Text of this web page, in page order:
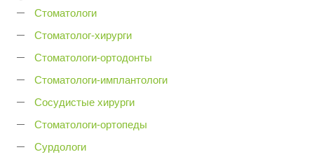
Стоматологи
Стоматолог-хирурги
Стоматологи-ортодонты
Стоматологи-имплантологи
Сосудистые хирурги
Стоматологи-ортопеды
Сурдологи